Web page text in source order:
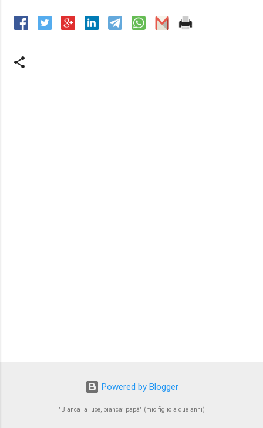
Powered by Blogger
"Bianca la luce, bianca; papà" (mio figlio a due anni)